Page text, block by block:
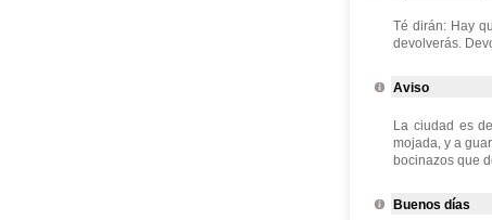
Té dirán: Hay
devolverás.
Aviso
La ciudad es
mojada, y a
bocinazos que
Buenos días